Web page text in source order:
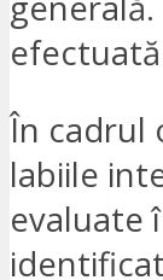
În cadrul
labiile
evaluate